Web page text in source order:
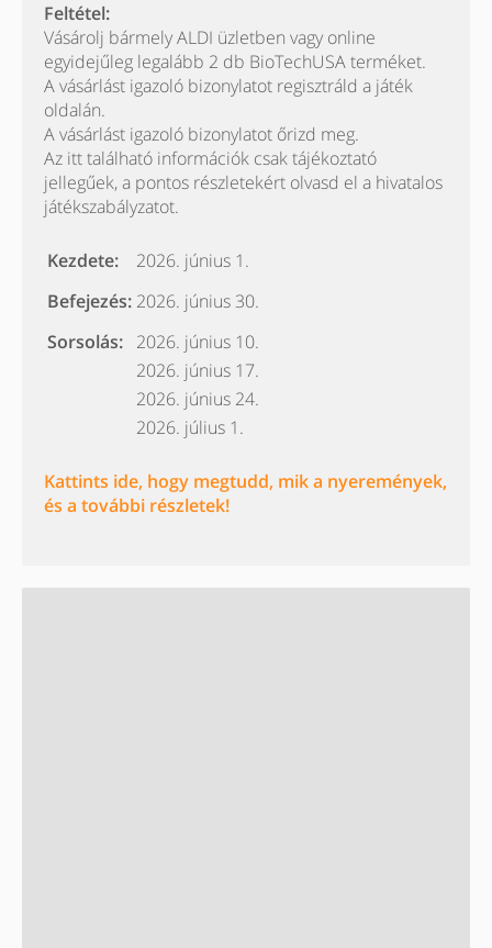
Feltétel:
Vásárolj bármely ALDI üzletben vagy online
egyidejűleg legalább 2 db BioTechUSA terméket.
A vásárlást igazoló bizonylatot regisztráld a játék
oldalán.
A vásárlást igazoló bizonylatot őrizd meg.
Az itt található információk csak tájékoztató
jellegűek, a pontos részletekért olvasd el a hivatalos
játékszabályzatot.
Kezdete:
2026. június 1.
Befejezés: 2026. június 30.
Sorsolás: 2026. június 10.
2026. június 17.
2026. június 24.
2026. július 1.
Kattints ide, hogy megtudd, mik a nyeremények,
és a további részletek!